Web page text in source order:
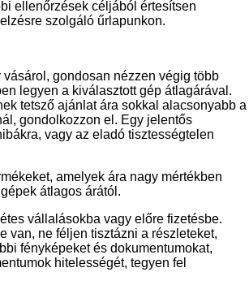
ellenőrzések céljából értesítsen
szolgáló űrlapunkon.
vásárol, gondosan nézzen végig több
legyen a kiválasztott gép átlagárával.
tetsző ajánlat ára sokkal alacsonyabb a
gondolkozzon el. Egy jelentős
vagy az eladó tisztességtelen
amelyek ára nagy mértékben
átlagos árától.
vállalásokba vagy előre fizetésbe.
van, ne féljen tisztázni a részleteket,
fényképeket és dokumentumokat,
hitelességét, tegyen fel